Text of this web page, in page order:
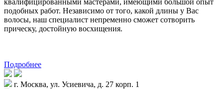
квалифицированными мастерами, имеющими большой опыт
подобных работ. Независимо от того, какой длины у Вас
волосы, наш специалист непременно сможет сотворить
прическу, достойную восхищения.
Подробнее
г. Москва, ул. Усиевича, д. 27 корп. 1